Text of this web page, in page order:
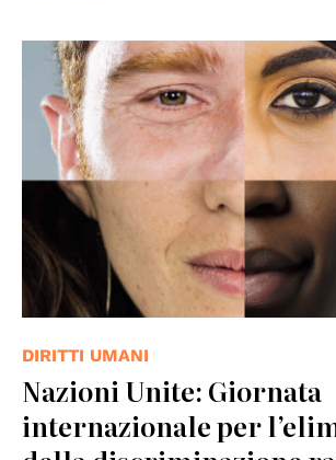
DIRITTI UMANI
Nazioni Unite: Giornata
internazionale per